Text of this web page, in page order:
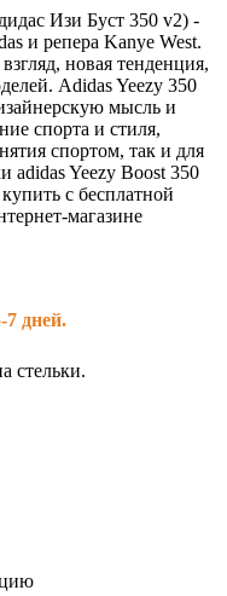
Изи Буст 350 v2) -
и репера Kanye West.
новая тенденция,
Adidas Yeezy 350
мысль и
спорта и стиля,
спортом, так и для
adidas Yeezy Boost 350
с бесплатной
магазине
7 дней.
стельки.